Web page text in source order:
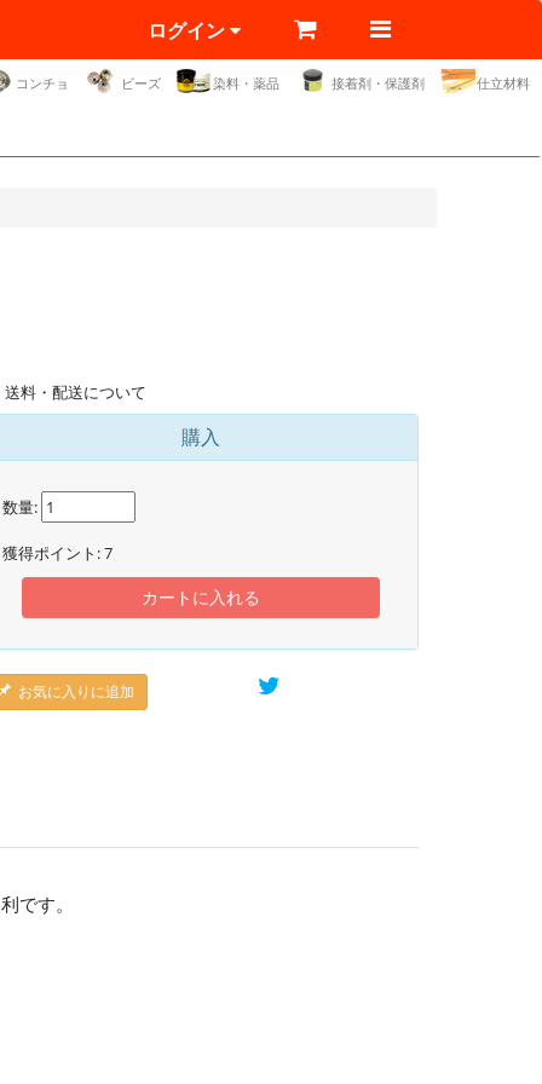
ログイン
コンチョ ビーズ 染料・薬品 接着剤・保護剤 仕立材料
送料・配送について
購入
数量:
獲得ポイント:7
カートに入れる
お気に入りに追加
です。